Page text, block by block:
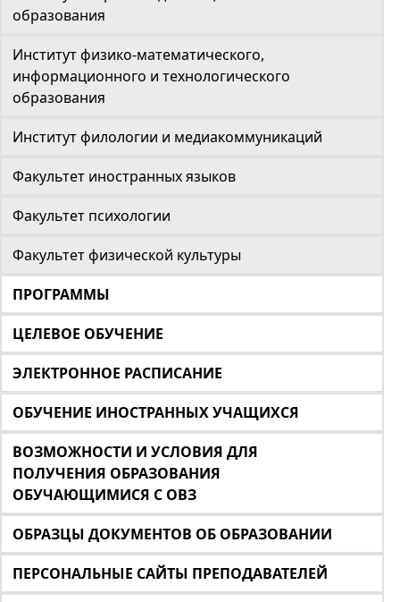
образования
Институт физико-математического,
информационного и технологического
образования
Институт филологии и медиакоммуникаций
Факультет иностранных языков
Факультет психологии
Факультет физической культуры
ПРОГРАММЫ
ЦЕЛЕВОЕ ОБУЧЕНИЕ
ЭЛЕКТРОННОЕ РАСПИСАНИЕ
ОБУЧЕНИЕ ИНОСТРАННЫХ УЧАЩИХСЯ
ВОЗМОЖНОСТИ И УСЛОВИЯ ДЛЯ
ПОЛУЧЕНИЯ ОБРАЗОВАНИЯ
ОБУЧАЮЩИМИСЯ С ОВЗ
ОБРАЗЦЫ ДОКУМЕНТОВ ОБ ОБРАЗОВАНИИ
ПЕРСОНАЛЬНЫЕ САЙТЫ ПРЕПОДАВАТЕЛЕЙ